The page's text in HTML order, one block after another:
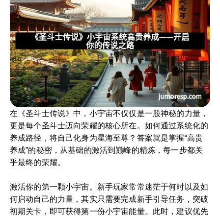
在《圣斗士传说》中，小宇宙不仅仅是一股神秘的力量，
更是每个圣斗士迈向荣耀的核心所在。如何通过系统化的
养成路径，将自己化身为星海至尊？答案就是掌握“高贵
养成”的秘密，从基础的激活到巅峰的精炼，每一步都关
乎最终的荣耀。
激活你的第一颗小宇宙。新手玩家常常迷茫于何时以及如
何启动自己的力量，其实只需要完成新手引导任务，突破
初期关卡，即可获得第一份小宇宙能量。此时，建议优先